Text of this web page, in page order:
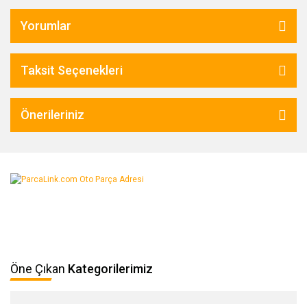
Yorumlar
Taksit Seçenekleri
Önerileriniz
Öne Çıkan Kategorilerimiz